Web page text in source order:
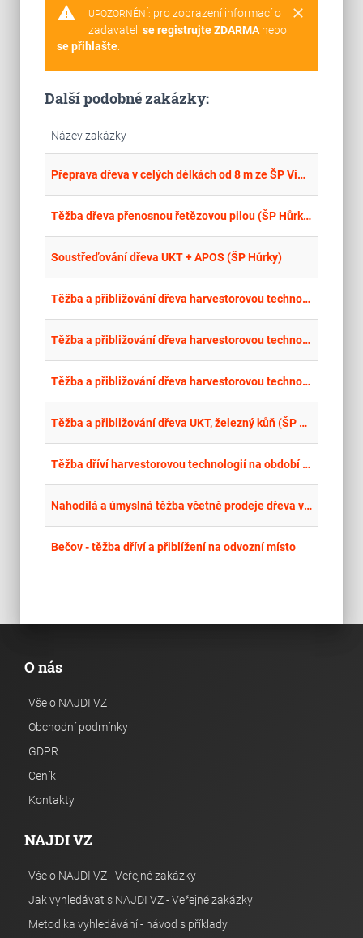
warning clear
UPOZORNĚNÍ: pro zobrazení informací o
zadavateli se registrujte ZDARMAnebo
se přihlašte.
Další podobné zakázky:
Název zakázky
Přeprava dřeva v celých délkách od 8 m ze ŠP Vimperk na ŠP Hůrky
Těžba dřeva přenosnou řetězovou pilou (ŠP Hůrky)
Soustřeďování dřeva UKT + APOS (ŠP Hůrky)
Těžba a přibližování dřeva harvestorovou technologií - předmýtní úmyslná těžba do 40 let (ŠP Vimperk)
Těžba a přibližování dřeva harvestorovou technologií – Oddělení 8 – předmýtní úmyslná, nahodilá těžba nad 40 let (ŠP Vimperk)
Těžba a přibližování dřeva harvestorovou technologií (ŠP Vimperk)
Těžba a přibližování dřeva UKT, železný kůň (ŠP Vimperk)
Těžba dříví harvestorovou technologií na období 2026 – 2027 pro Lesy ČZU
Nahodilá a úmyslná těžba včetně prodeje dřeva v lesích města Jilemnice – 1. část roku 2026
Bečov - těžba dříví a přiblížení na odvozní místo
O nás
Vše o NAJDI VZ
Obchodní podmínky
GDPR
Ceník
Kontakty
NAJDI VZ
Vše o NAJDI VZ - Veřejné zakázky
Jak vyhledávat s NAJDI VZ - Veřejné zakázky
Metodika vyhledávání - návod s příklady